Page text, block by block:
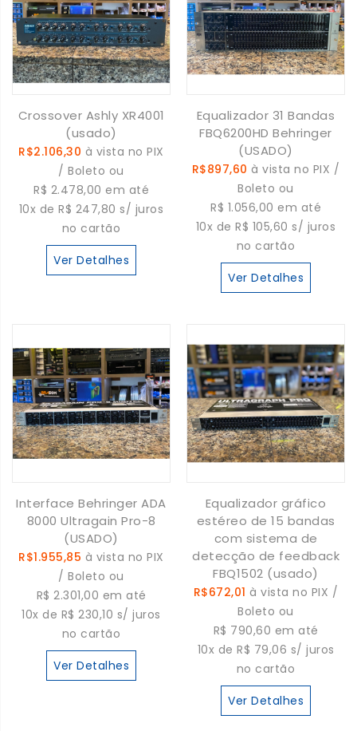
Crossover Ashly XR4001
(usado)
R$2.106,30 à vista no PIX
/ Boleto ou
R$ 2.478,00 em até
10x de R$ 247,80 s/ juros
no cartão
Ver Detalhes
Equalizador 31 Bandas
FBQ6200HD Behringer
(USADO)
R$897,60 à vista no PIX /
Boleto ou
R$ 1.056,00 em até
10x de R$ 105,60 s/ juros
no cartão
Ver Detalhes
Interface Behringer ADA
8000 Ultragain Pro-8
(USADO)
R$1.955,85 à vista no PIX
/ Boleto ou
R$ 2.301,00 em até
10x de R$ 230,10 s/ juros
no cartão
Ver Detalhes
Equalizador gráfico
estéreo de 15 bandas
com sistema de
detecção de feedback
FBQ1502 (usado)
R$672,01 à vista no PIX /
Boleto ou
R$ 790,60 em até
10x de R$ 79,06 s/ juros
no cartão
Ver Detalhes